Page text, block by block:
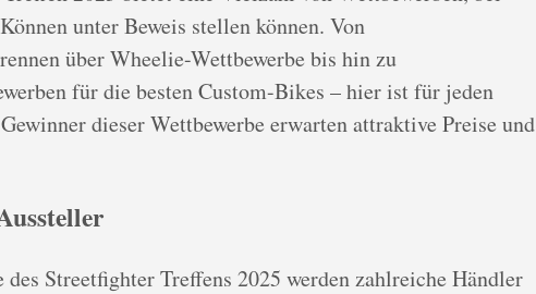
unter Beweis stellen können. Von
über Wheelie-Wettbewerbe bis hin zu
für die besten Custom-Bikes – hier ist für jeden
dieser Wettbewerbe erwarten attraktive Preise und
des Streetfighter Treffens 2025 werden zahlreiche Händler